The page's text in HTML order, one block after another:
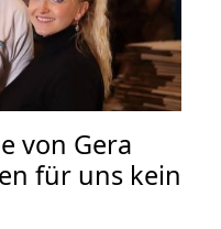
von Gera
für uns kein